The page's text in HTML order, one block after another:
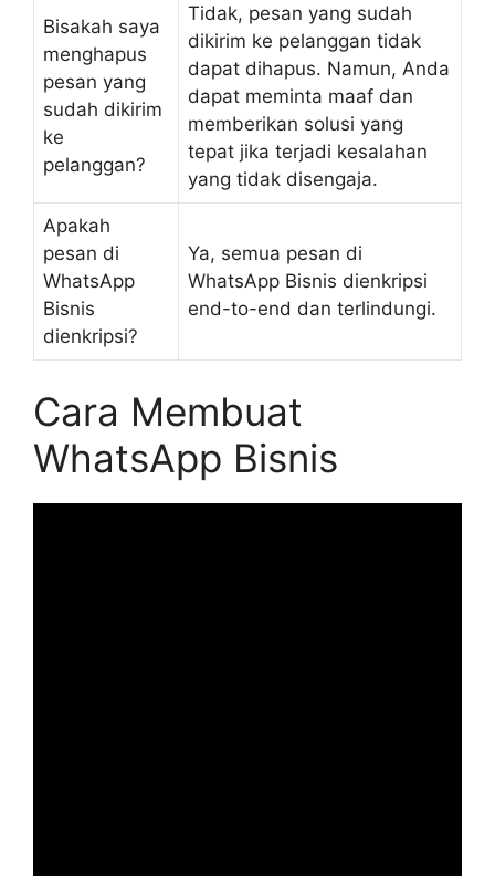
Bisakah saya
menghapus
pesan yang
sudah dikirim
ke
pelanggan?
Tidak, pesan yang sudah
dikirim ke pelanggan tidak
dapat dihapus. Namun, Anda
dapat meminta maaf dan
memberikan solusi yang
tepat jika terjadi kesalahan
yang tidak disengaja.
Apakah
pesan di
WhatsApp
Bisnis
dienkripsi?
Ya, semua pesan di
WhatsApp Bisnis dienkripsi
end-to-end dan terlindungi.
Cara Membuat
WhatsApp Bisnis